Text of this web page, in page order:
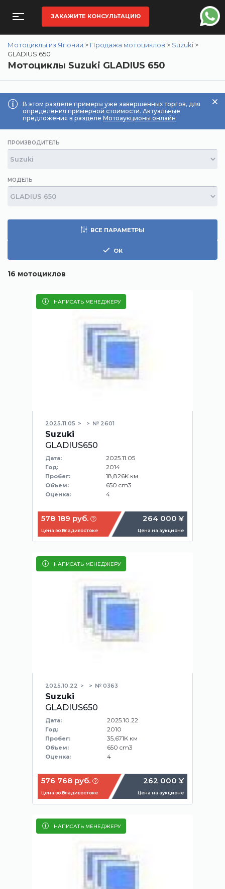
ЗАКАЖИТЕ КОНСУЛЬТАЦИЮ
Мотоциклы из Японии > Продажа мотоциклов > Suzuki >
GLADIUS 650
Мотоциклы Suzuki GLADIUS 650
В этом разделе примеры уже завершенных торгов, для
определения примерной стоимости. Актуальные
предложения в разделе Мотоаукционы онлайн
ПРОИЗВОДИТЕЛЬ
МОДЕЛЬ
ВСЕ ПАРАМЕТРЫ
ОК
16 мотоциклов
НАПИСАТЬ МЕНЕДЖЕРУ
2025.11.05 № 2601
Suzuki
GLADIUS650
Дата: 2025.11.05
Год: 2014
Пробег: 18,826K км
Объем: 650 cm3
Оценка: 4
578 189 руб.
Цена во Владивостоке
264 000 ¥
Цена на аукционе
НАПИСАТЬ МЕНЕДЖЕРУ
2025.10.22 № 0363
Suzuki
GLADIUS650
Дата: 2025.10.22
Год: 2010
Пробег: 35,671K км
Объем: 650 cm3
Оценка: 4
576 768 руб.
Цена во Владивостоке
262 000 ¥
Цена на аукционе
НАПИСАТЬ МЕНЕДЖЕРУ